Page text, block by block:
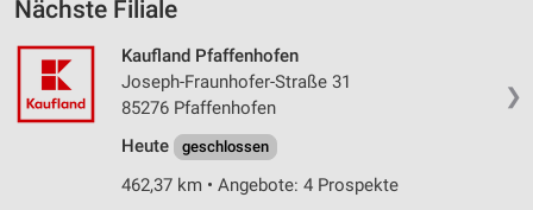
Nächste Filiale
❯
Kaufland Pfaffenhofen
Joseph-Fraunhofer-Straße 31
85276 Pfaffenhofen
Heute
geschlossen
462,37 km • Angebote: 4 Prospekte